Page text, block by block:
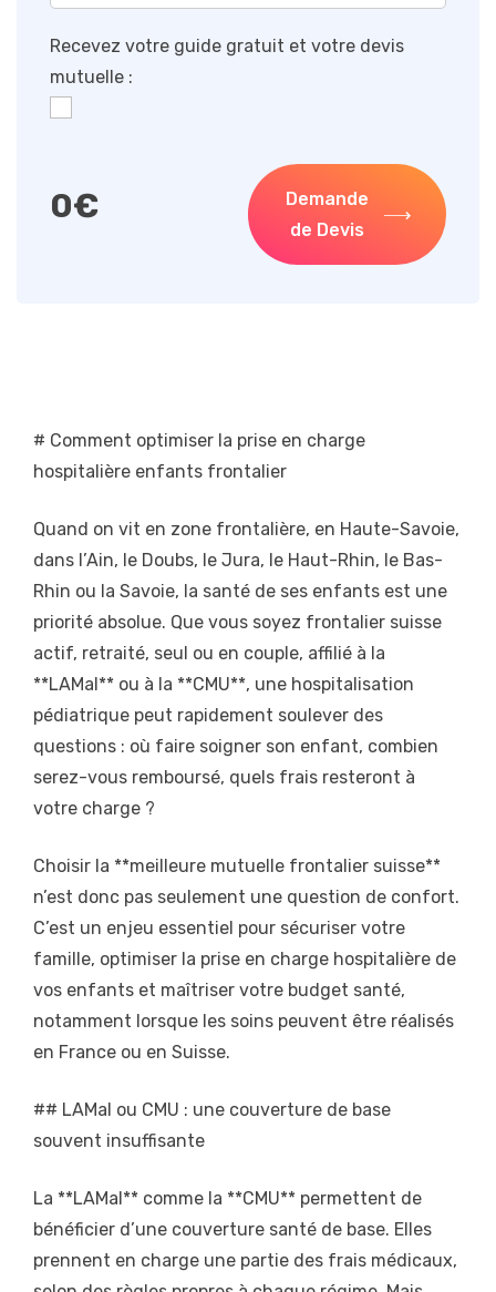
Recevez votre guide gratuit et votre devis
mutuelle :
0€
Demande
de Devis
# Comment optimiser la prise en charge
hospitalière enfants frontalier
Quand on vit en zone frontalière, en Haute-Savoie,
dans l’Ain, le Doubs, le Jura, le Haut-Rhin, le Bas-
Rhin ou la Savoie, la santé de ses enfants est une
priorité absolue. Que vous soyez frontalier suisse
actif, retraité, seul ou en couple, affilié à la
**LAMal** ou à la **CMU**, une hospitalisation
pédiatrique peut rapidement soulever des
questions : où faire soigner son enfant, combien
serez-vous remboursé, quels frais resteront à
votre charge ?
Choisir la **meilleure mutuelle frontalier suisse**
n’est donc pas seulement une question de confort.
C’est un enjeu essentiel pour sécuriser votre
famille, optimiser la prise en charge hospitalière de
vos enfants et maîtriser votre budget santé,
notamment lorsque les soins peuvent être réalisés
en France ou en Suisse.
## LAMal ou CMU : une couverture de base
souvent insuffisante
La **LAMal** comme la **CMU** permettent de
bénéficier d’une couverture santé de base. Elles
prennent en charge une partie des frais médicaux,